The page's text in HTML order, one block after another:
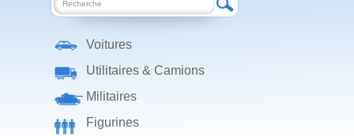
Voitures
Utilitaires & Camions
Militaires
Figurines